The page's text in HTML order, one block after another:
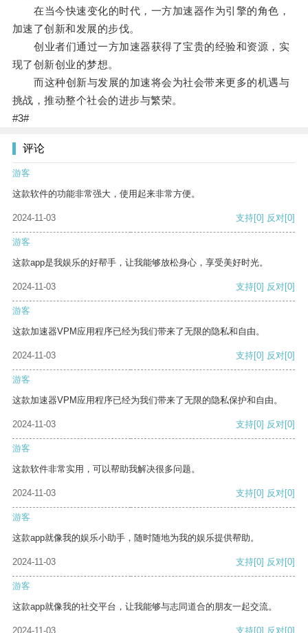
在当今快速变化的时代，一方加速器作为引擎的角色，
加速了创新和发展的步伐。
创业者们通过一方加速器获得了宝贵的经验和资源，实
现了创新创业的梦想。
而这种创新与发展的加速将会为社会带来更多的机遇与
挑战，推动整个社会的进步与繁荣。
#3#
评论
游客
这款软件的功能非常强大，使用起来非常方便。
2024-11-03 支持[0] 反对[0]
游客
这款app是我娱乐的好帮手，让我能够放松身心，享受美好时光。
2024-11-03 支持[0] 反对[0]
游客
这款加速器VPM应用程序已经为我们带来了无限的隐私和自由。
2024-11-03 支持[0] 反对[0]
游客
这款加速器VPM应用程序已经为我们带来了无限的隐私保护和自由。
2024-11-03 支持[0] 反对[0]
游客
这款软件非常实用，可以帮助我解决很多问题。
2024-11-03 支持[0] 反对[0]
游客
这款app就像我的娱乐小助手，随时随地为我的娱乐提供帮助。
2024-11-03 支持[0] 反对[0]
游客
这款app就像我的社交平台，让我能够与志同道合的朋友一起交流。
2024-11-03 支持[0] 反对[0]